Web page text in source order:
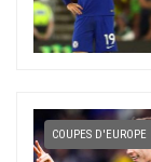
COUPES D'EUROPE